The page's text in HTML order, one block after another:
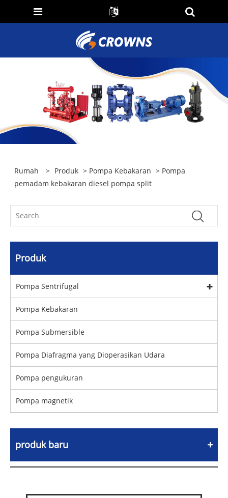
Rumah > Produk > Pompa Kebakaran > Pompa
pemadam kebakaran diesel pompa split
Produk
Pompa Sentrifugal
Pompa Kebakaran
Pompa Submersible
Pompa Diafragma yang Dioperasikan Udara
Pompa pengukuran
Pompa magnetik
produk baru